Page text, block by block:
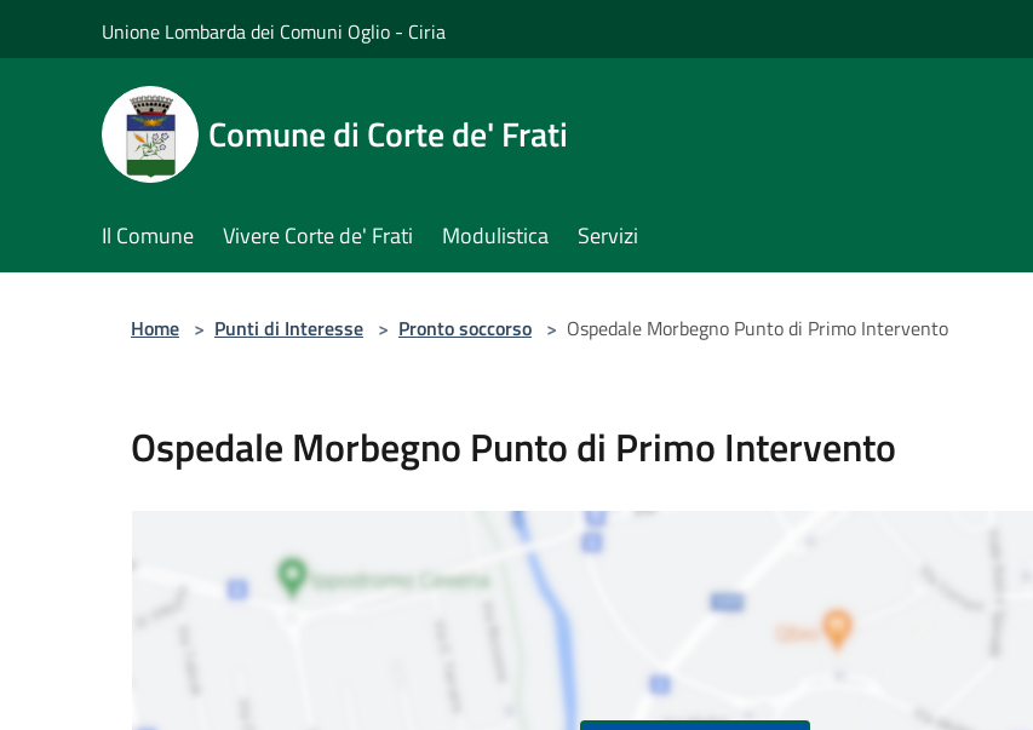
Unione Lombarda dei Comuni Oglio - Ciria
Comune di Corte de' Frati
Il Comune Vivere Corte de' Frati Modulistica Servizi
Home > Punti di Interesse > Pronto soccorso > Ospedale Morbegno Punto di Primo Intervento
Ospedale Morbegno Punto di Primo Intervento